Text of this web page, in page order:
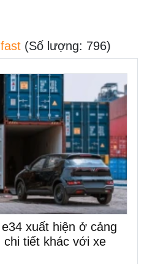
(Số lượng: 796)
xuất hiện ở cảng
chi tiết khác với xe